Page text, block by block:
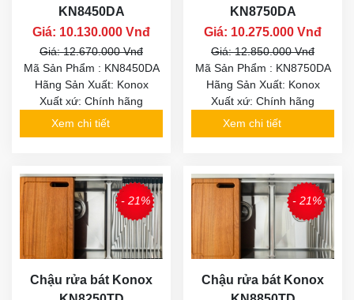
KN8450DA
Giá: 10.130.000 Vnđ
Giá: 12.670.000 Vnđ
Mã Sản Phẩm : KN8450DA
Hãng Sản Xuất: Konox
Xuất xứ: Chính hãng
Xem chi tiết
KN8750DA
Giá: 10.275.000 Vnđ
Giá: 12.850.000 Vnđ
Mã Sản Phẩm : KN8750DA
Hãng Sản Xuất: Konox
Xuất xứ: Chính hãng
Xem chi tiết
- 21%
Chậu rửa bát Konox
- 21%
Chậu rửa bát Konox